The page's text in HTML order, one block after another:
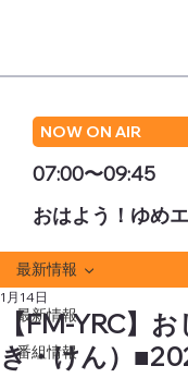
NOW ON AIR
07:00〜09:45
おはよう！ゆめ
最新情報
番組情報
最新情報
【FM-YRC】
き・けん）
1月14日